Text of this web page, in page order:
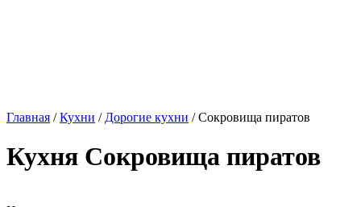
Главная /Кухни / Дорогие кухни / Сокровища пиратов
Кухня Сокровища пиратов